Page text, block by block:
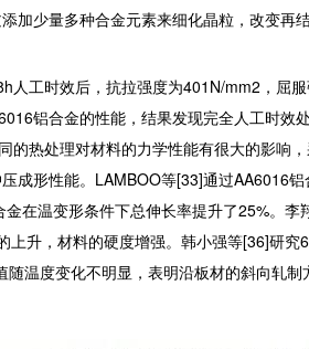
加少量多种合金元素来细化晶粒，改变再
时效后，抗拉强度为401N/mm2，屈服
铝合金的性能，结果发现完全人工时效
热处理对材料的力学性能有很大的影响
成形性能。LAMBOO等[33]通过AA6016
在温变形条件下总伸长率提升了25%。
升，材料的硬度增强。韩小强等[36]研究
温度变化不明显，表明沿板材的斜向轧